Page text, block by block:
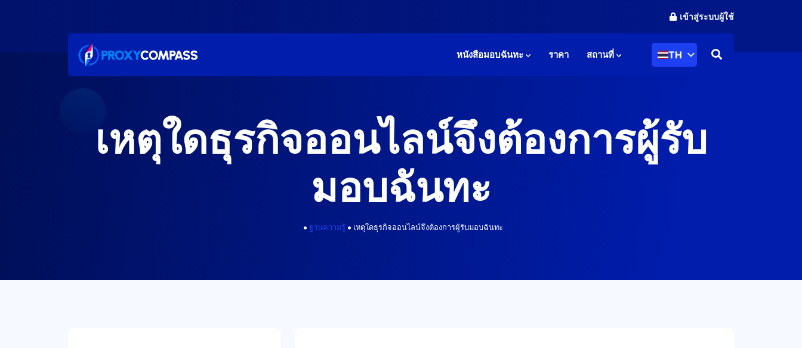
เข้าสู่ระบบผู้ใช้
หนังสือมอบฉันทะ ราคา สถานที่ TH
เหตุใดธุรกิจออนไลน์จึงต้องการผู้รับ
มอบฉันทะ
• ฐานความรู้• เหตุใดธุรกิจออนไลน์จึงต้องการผู้รับมอบฉันทะ